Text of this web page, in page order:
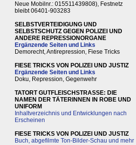
Neue Mobilnr.: 015511439808), Festnetz
bleibt 06401-903283
SELBSTVERTEIDIGUNG UND
SELBSTSCHUTZ GEGEN POLIZEI UND
ANDERE REPRESSIONORGANE
Ergänzende Seiten und Links
Demorecht, Antirepression, Fiese Tricks
FIESE TRICKS VON POLIZEI UND JUSTIZ
Ergänzende Seiten und Links
Doku, Repression, Gegenwehr
TATORT GUTFLEISCHSTRASSE: DIE
NAMEN DER TÄTERINNEN IN ROBE UND
UNIFORM
Inhaltverzeichnis und Entwicklungen nach
Erscheinen
FIESE TRICKS VON POLIZEI UND JUSTIZ
Buch, abgefilmte Ton-Bilder-Schau und mehr